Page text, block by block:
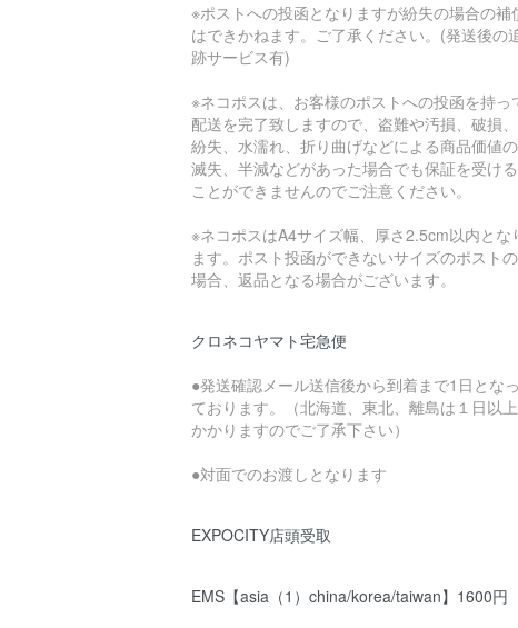
※ポストへの投函となりますが紛失の場合の補
はできかねます。ご了承ください。(発送後の
跡サービス有)
※ネコポスは、お客様のポストへの投函を持っ
配送を完了致しますので、盗難や汚損、破損、
紛失、水濡れ、折り曲げなどによる商品価値の
滅失、半減などがあった場合でも保証を受ける
ことができませんのでご注意ください。
※ネコポスはA4サイズ幅、厚さ2.5cm以内とな
ます。ポスト投函ができないサイズのポストの
場合、返品となる場合がございます。
クロネコヤマト宅急便
●発送確認メール送信後から到着まで1日となっ
ております。（北海道、東北、離島は１日以上
かかりますのでご了承下さい）
●対面でのお渡しとなります
EXPOCITY店頭受取
EMS【asia（1）china/korea/taiwan】1600円